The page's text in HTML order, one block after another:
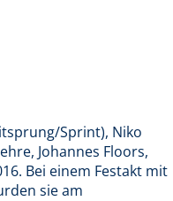
Sprint), Niko
Johannes Floors,
Bei einem Festakt mit
sie am